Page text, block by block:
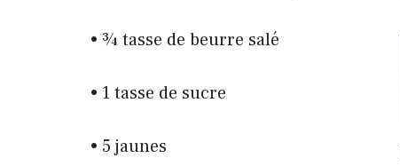
• ¾ tasse de beurre salé
• 1 tasse de sucre
• 5 jaunes